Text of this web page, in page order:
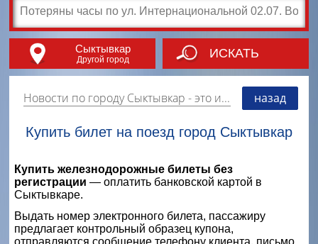
Сыктывкар
Другой город ИСКАТЬ
Новости по городу Сыктывкар - это информация о событиях, мероприятиях и торгово-коммерческой деятельности города. Страницу наполняют платные и бесплатные объявления, имеющие функцию "поднятия вверх списка". назад
Купить билет на поезд город Сыктывкар
Купить железнодорожные билеты без
регистрации — оплатить банковской картой в
Сыктывкаре.
Выдать номер электронного билета, пассажиру
предлагает контрольный образец купона,
отправляются сообщение телефону клиента, письмо